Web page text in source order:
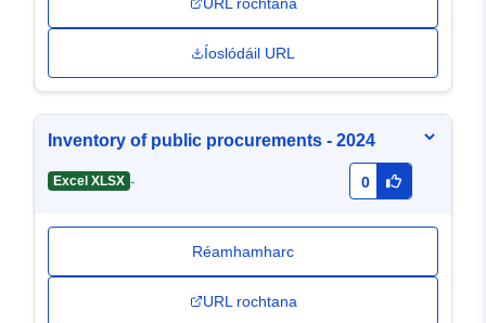
URL rochtana
Íoslódáil URL
Inventory of public procurements - 2024
Excel XLSX - 0
Réamhamharc
URL rochtana